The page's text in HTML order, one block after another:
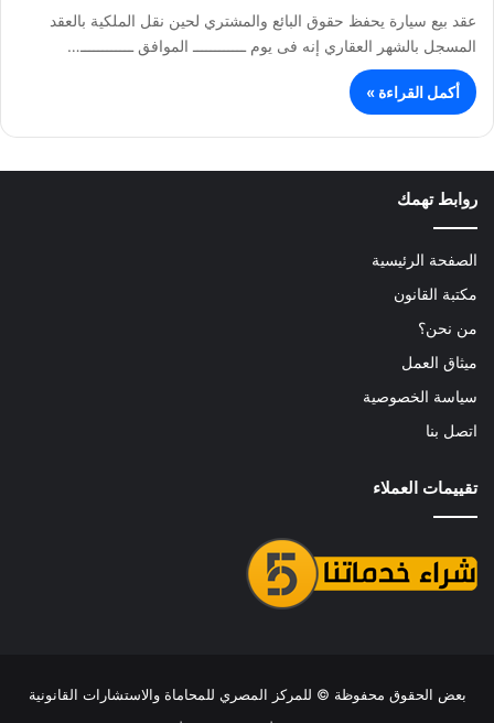
عقد بيع سيارة يحفظ حقوق البائع والمشتري لحين نقل الملكية بالعقد
المسجل بالشهر العقاري إنه فى يوم ــــــــــــ الموافق ــــــــــــ…
أكمل القراءة »
روابط تهمك
الصفحة الرئيسية
مكتبة القانون
من نحن؟
ميثاق العمل
سياسة الخصوصية
اتصل بنا
تقييمات العملاء
بعض الحقوق محفوظة © للمركز المصري للمحاماة والاستشارات القانونية